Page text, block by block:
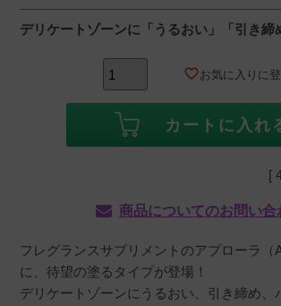
デリケートゾーンに「うるおい」「引き締
お気に入りに
カートに入れ
[
商品についてのお問い合
フレグランスサプリメントのアプローラ（
に、待望の塗るタイプが登場！
デリケートゾーンにうるおい、引き締め、